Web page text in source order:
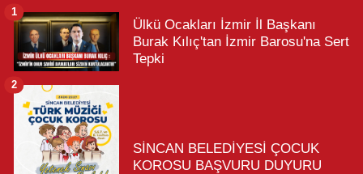
Ülkü Ocakları İzmir İl Başkanı
Burak Kılıç'tan İzmir Barosu'na Sert
Tepki
1
SİNCAN BELEDİYESİ ÇOCUK
KOROSU BAŞVURU DUYURU
2